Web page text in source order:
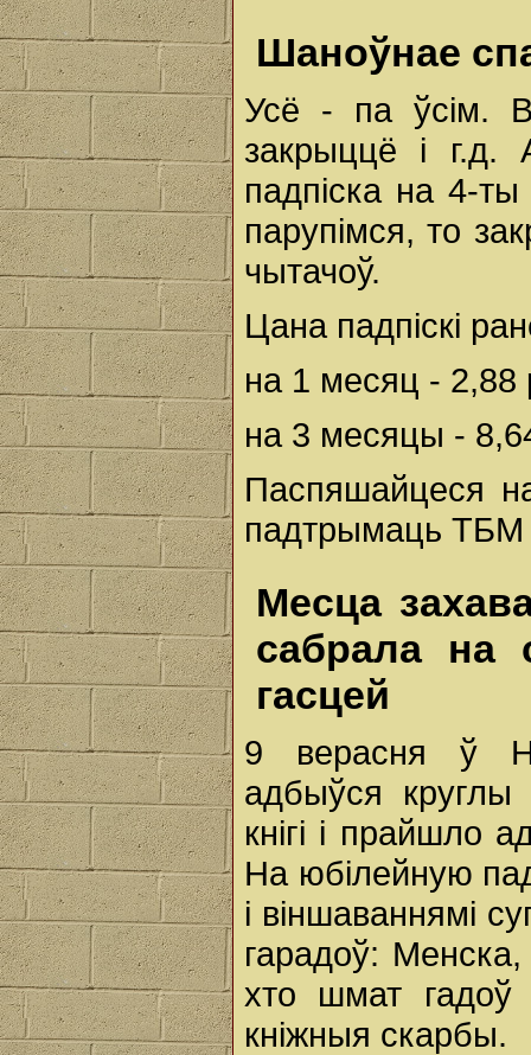
Шаноўнае
Усё - па ўсім.
закрыццё і
падпіска на 4-
парупімся, то
чытачоў.
Цана падпіскі
на 1 месяц - 2,88
на 3 месяцы -
Паспяшайцеся
падтрымаць ТБМ
Месца
сабрала на
гасцей
9 верасня ў
адбыўся
кнігі і прайшло
На юбілейную
і віншаваннямі
гарадоў:
хто шмат гадоў
кніжныя скарбы.